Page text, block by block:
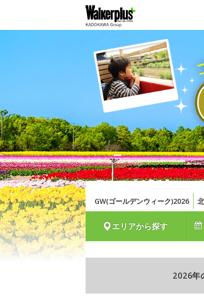
GW(ゴールデンウィーク)2026
エリアから探す
2026年